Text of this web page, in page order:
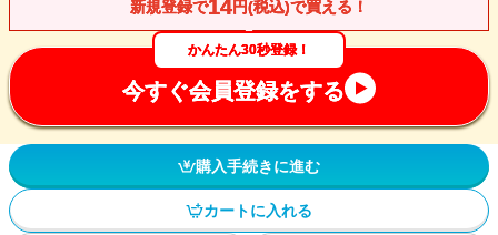
新規登録で14円(税込)で買える！
かんたん30秒登録！
今すぐ会員登録をする
購入手続きに進む
カートに入れる